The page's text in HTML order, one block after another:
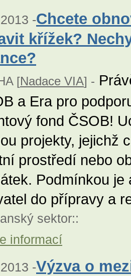
-Chcete
křížek?
[Nadace VIA] -
a Era pro
fond ČSOB!
projekty, jejichž
prostředí nebo
Podmínkou
do přípravy a
sektor::
informací
-Výzva o